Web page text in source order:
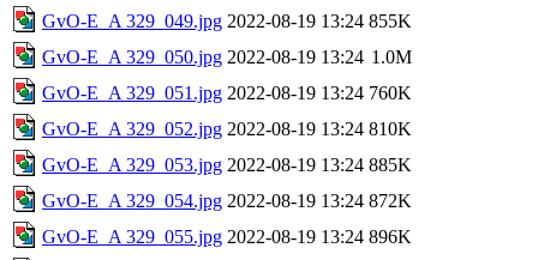
GvO-E_A 329_049.jpg 2022-08-19 13:24 855K
GvO-E_A 329_050.jpg 2022-08-19 13:24 1.0M
GvO-E_A 329_051.jpg 2022-08-19 13:24 760K
GvO-E_A 329_052.jpg 2022-08-19 13:24 810K
GvO-E_A 329_053.jpg 2022-08-19 13:24 885K
GvO-E_A 329_054.jpg 2022-08-19 13:24 872K
GvO-E_A 329_055.jpg 2022-08-19 13:24 896K